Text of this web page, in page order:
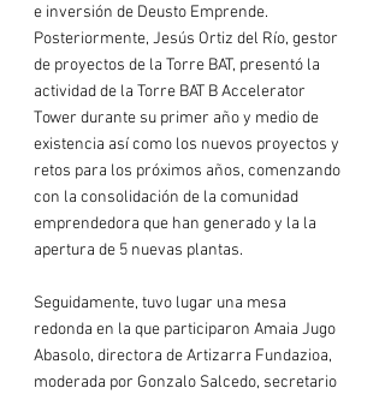
e inversión de Deusto Emprende.
Posteriormente, Jesús Ortiz del Río, gestor
de proyectos de la Torre BAT, presentó la
actividad de la Torre BAT B Accelerator
Tower durante su primer año y medio de
existencia así como los nuevos proyectos y
retos para los próximos años, comenzando
con la consolidación de la comunidad
emprendedora que han generado y la la
apertura de 5 nuevas plantas.
Seguidamente, tuvo lugar una mesa
redonda en la que participaron Amaia Jugo
Abasolo, directora de Artizarra Fundazioa,
moderada por Gonzalo Salcedo, secretario